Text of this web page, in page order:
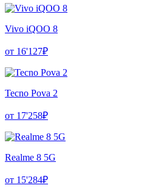
Vivo iQOO 8
от 16'127₽
Tecno Pova 2
от 17'258₽
Realme 8 5G
от 15'284₽